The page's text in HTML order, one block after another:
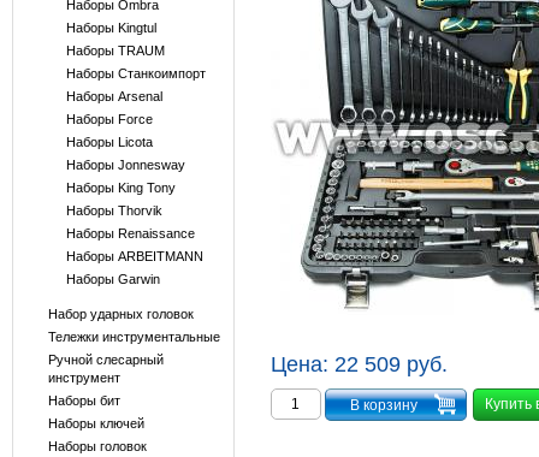
Наборы Ombra
Наборы Kingtul
Наборы TRAUM
Наборы Станкоимпорт
Наборы Arsenal
Наборы Force
Наборы Licota
Наборы Jonnesway
Наборы King Tony
Наборы Thorvik
Наборы Renaissance
Наборы ARBEITMANN
Наборы Garwin
Набор ударных головок
Тележки инструментальные
Ручной слесарный
инструмент
Наборы бит
Наборы ключей
Наборы головок
Цена: 22 509 руб.
Купить